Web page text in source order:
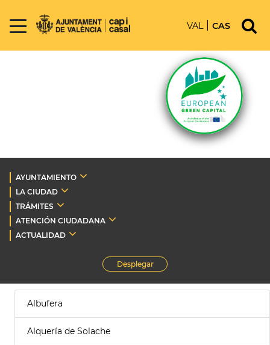
VAL CAS
AYUNTAMIENTO
LA CIUDAD
TRÁMITES
ATENCIÓN CIUDADANA
ACTUALIDAD
Desplegar
Albufera
Alquería de Solache